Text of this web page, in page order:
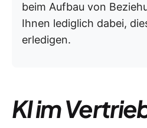
beim Aufbau von
Ihnen lediglich dabei,
erledigen.
KI im